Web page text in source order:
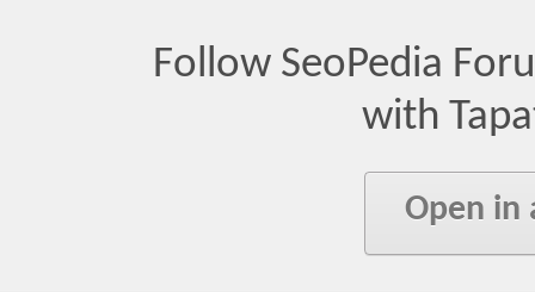
Follow SeoPedia
with
Open in